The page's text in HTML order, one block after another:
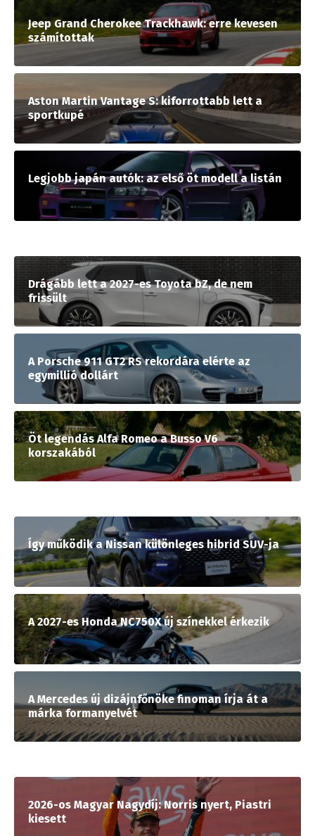
Jeep Grand Cherokee Trackhawk: erre kevesen
számítottak
Aston Martin Vantage S: kiforrottabb lett a
sportkupé
Legjobb japán autók: az első öt modell a listán
Drágább lett a 2027-es Toyota bZ, de nem
frissült
A Porsche 911 GT2 RS rekordára elérte az
egymillió dollárt
Öt legendás Alfa Romeo a Busso V6
korszakából
Így működik a Nissan különleges hibrid SUV-ja
A 2027-es Honda NC750X új színekkel érkezik
A Mercedes új dizájnfőnöke finoman írja át a
márka formanyelvét
2026-os Magyar Nagydíj: Norris nyert, Piastri
kiesett